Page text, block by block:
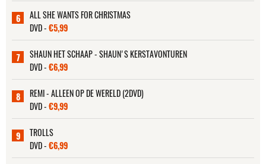
6
ALL SHE WANTS FOR CHRISTMAS
DVD -€5,99
7
SHAUN HET SCHAAP - SHAUN'S KERSTAVONTUREN
DVD -€6,99
8
REMI - ALLEEN OP DE WERELD (2DVD)
DVD -€9,99
9
TROLLS
DVD -€6,99